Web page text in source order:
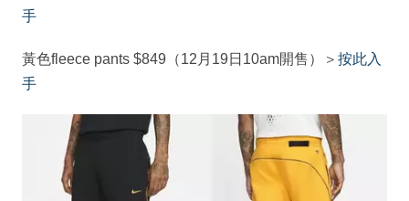
手
黃色fleece pants $849（12月19日10am開售）＞ 按此入
手